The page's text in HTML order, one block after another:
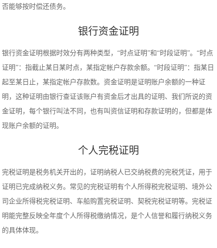
否能够按时偿还债务。
银行资金证明
银行资金证明根据时效分有两种类型，“时点证明”和“时段证明”。“时点
证明”：指截止某日某时点，某指定帐户存款余额。“时段证明”：指某日
起至某日止，某指定帐户存款数。资金证明是证明账户余额的一种证
明，这种证明由银行查证该账户有资金后才出具的证明、我们所说的资
金证明，每个银行叫法不同，也有叫资信证明和存款证明的，但都是体
现账户余额的证明。
个人完税证明
完税证明是税务机关开出的，证明纳税人已交纳税费的完税凭证，用于
证明已完成纳税义务。常见的完税证明有个人所得税完税证明、境外公
司企业所得税完税证明、车船购置完税证明、契税完税证明等。完税证
明能完整反映全年度个人所得税缴纳情况，是个人信誉和履行纳税义务
的具体体现。